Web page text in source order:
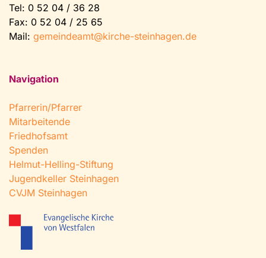
Tel: 0 52 04 / 36 28
Fax: 0 52 04 / 25 65
Mail: gemeindeamt@kirche-steinhagen.de
Navigation
Pfarrerin/Pfarrer
Mitarbeitende
Friedhofsamt
Spenden
Helmut-Helling-Stiftung
Jugendkeller Steinhagen
CVJM Steinhagen